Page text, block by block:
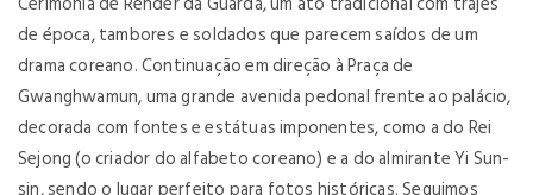
de época, tambores e soldados que parecem saídos de um
drama coreano. Continuação em direção à Praça de
Gwanghwamun, uma grande avenida pedonal frente ao palácio,
decorada com fontes e estátuas imponentes, como a do Rei
Sejong (o criador do alfabeto coreano) e a do almirante Yi Sun-